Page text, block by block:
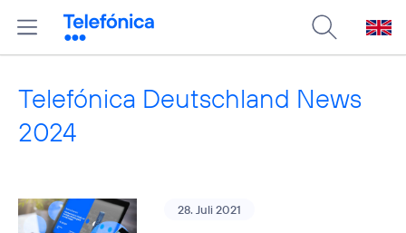
Telefónica Deutschland News
2024
28. Juli 2021